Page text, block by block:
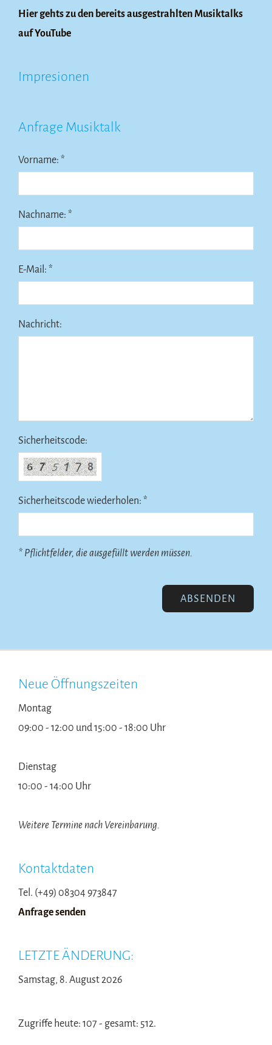
Hier gehts zu den bereits ausgestrahlten Musiktalks
auf YouTube
Impresionen
Anfrage Musiktalk
Vorname: *
Nachname: *
E-Mail: *
Nachricht:
Sicherheitscode:
Sicherheitscode wiederholen: *
* Pflichtfelder, die ausgefüllt werden müssen.
Neue Öffnungszeiten
Montag
09:00 - 12:00 und 15:00 - 18:00 Uhr
Dienstag
10:00 - 14:00 Uhr
Weitere Termine nach Vereinbarung.
Kontaktdaten
Tel. (+49) 08304 973847
Anfrage senden
LETZTE ÄNDERUNG:
Samstag, 8. August 2026
Zugriffe heute: 107 - gesamt: 512.